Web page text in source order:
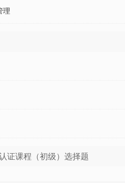
理
证课程（初级）选择题